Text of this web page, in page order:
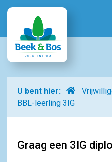
U bent hier:
Home
BBL-leerling 3IG
Graag een 3IG